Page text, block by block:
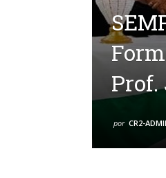
Prof.
por CR2-